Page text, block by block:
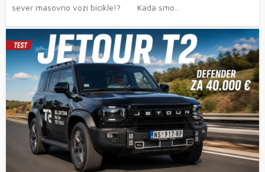
sever masovno vozi bicikle!? Kada smo...